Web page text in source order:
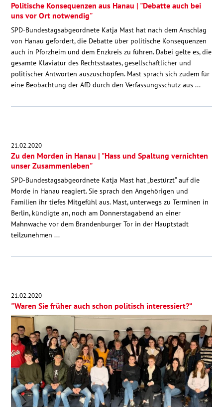
Politische Konsequenzen aus Hanau | "Debatte auch bei
uns vor Ort notwendig"
SPD-Bundestagsabgeordnete Katja Mast hat nach dem Anschlag
von Hanau gefordert, die Debatte über politische Konsequenzen
auch in Pforzheim und dem Enzkreis zu führen. Dabei gelte es, die
gesamte Klaviatur des Rechtsstaates, gesellschaftlicher und
politischer Antworten auszuschöpfen. Mast sprach sich zudem für
eine Beobachtung der AfD durch den Verfassungsschutz aus ...
21.02.2020
Zu den Morden in Hanau | "Hass und Spaltung vernichten
unser Zusammenleben"
SPD-Bundestagsabgeordnete Katja Mast hat „bestürzt“ auf die
Morde in Hanau reagiert. Sie sprach den Angehörigen und
Familien ihr tiefes Mitgefühl aus. Mast, unterwegs zu Terminen in
Berlin, kündigte an, noch am Donnerstagabend an einer
Mahnwache vor dem Brandenburger Tor in der Hauptstadt
teilzunehmen ...
21.02.2020
"Waren Sie früher auch schon politisch interessiert?“